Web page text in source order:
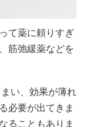
て薬に頼りすぎ
筋弛緩薬などを
い、効果が薄れ
必要が出てきま
ることもありま